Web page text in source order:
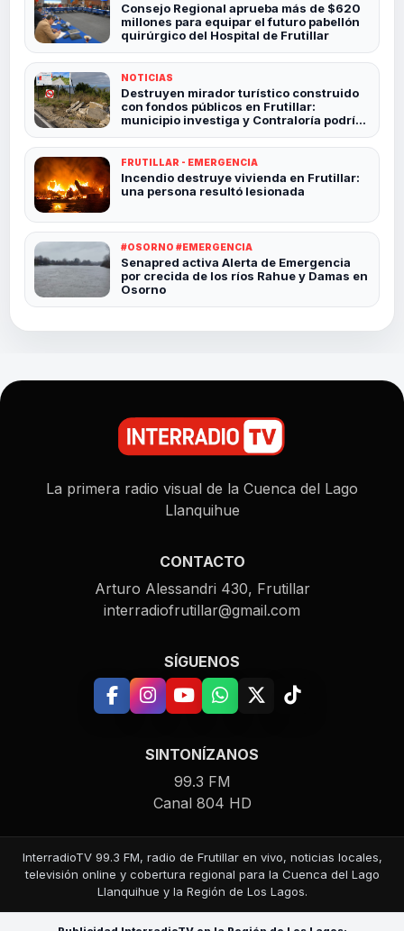
Consejo Regional aprueba más de $620
millones para equipar el futuro pabellón
quirúrgico del Hospital de Frutillar
NOTICIAS
Destruyen mirador turístico construido
con fondos públicos en Frutillar:
municipio investiga y Contraloría podría
FRUTILLAR - EMERGENCIA
Incendio destruye vivienda en Frutillar:
una persona resultó lesionada
#OSORNO #EMERGENCIA
Senapred activa Alerta de Emergencia
por crecida de los ríos Rahue y Damas en
Osorno
La primera radio visual de la Cuenca del Lago
Llanquihue
CONTACTO
Arturo Alessandri 430, Frutillar
interradiofrutillar@gmail.com
SÍGUENOS
SINTONÍZANOS
99.3 FM
Canal 804 HD
InterradioTV 99.3 FM, radio de Frutillar en vivo, noticias locales,
televisión online y cobertura regional para la Cuenca del Lago
Llanquihue y la Región de Los Lagos.